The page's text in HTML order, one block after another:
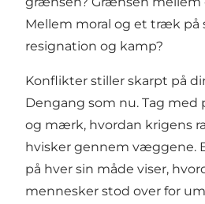
Mellem moral og et træk på
resignation og kamp?
Konflikter stiller skarpt på
Dengang som nu. Tag
og mærk, hvordan krigens
hvisker gennem væggene.
på hver sin måde viser,
mennesker stod over for